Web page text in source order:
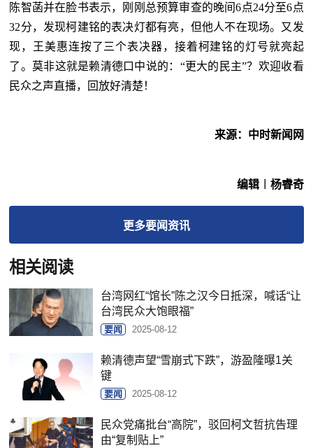
陈智菡并在脸书表示，刚刚总预算审查的晚间6点24分至6点
32分，发现柯建铭的表决灯都有亮，但他人不在现场。又发
现，王美惠连按了三个表决器，接着柯建铭的灯号就亮起
了。莫非这就是赖清德口中说的：“更大的民主”？欢迎收看
民众之声直播，回放好清楚！
来源：中时新闻网
编辑︱杨睿奇
更多要闻资讯
相关阅读
台湾网红“馆长”陈之汉今日抵深，喊话“让
台湾民众大饱眼福”
要闻 2025-08-12
赖清德声望“雪崩式下跌”，游盈隆曝1关
键
要闻 2025-08-12
民众党痛批台“高院”，驳回柯文哲抗告理
由“复制贴上”